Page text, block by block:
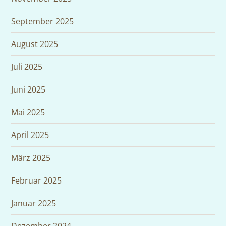
September 2025
August 2025
Juli 2025
Juni 2025
Mai 2025
April 2025
März 2025
Februar 2025
Januar 2025